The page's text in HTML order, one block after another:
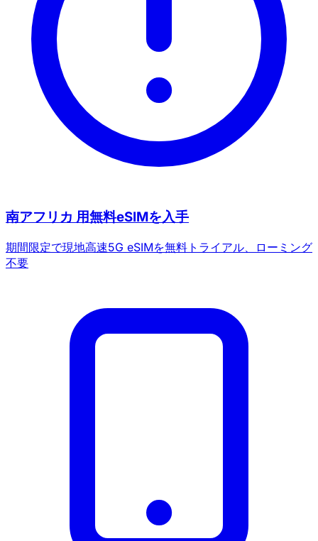
南アフリカ 用無料eSIMを入手
期間限定で現地高速5G eSIMを無料トライアル、ローミング
不要